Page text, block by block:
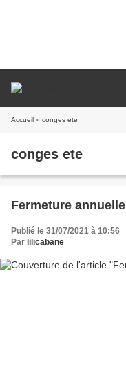
Accueil » conges ete
conges ete
Fermeture annuelle
Publié le 31/07/2021 à 10:56
Par lilicabane